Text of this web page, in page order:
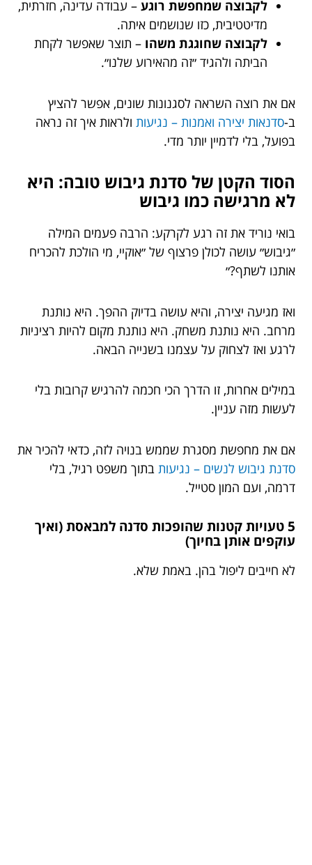
לקבוצה שמחפשת רוגע – עבודה עדינה, חזרתית,
מדיטטיבית, כזו שנושמים איתה.
לקבוצה שחוגגת משהו – תוצר שאפשר לקחת
הביתה ולהגיד ״זה מהאירוע שלנו״.
אם את רוצה השראה לסגנונות שונים, אפשר להציץ
ב-סדנאות יצירה ואמנות – נגיעות ולראות איך זה נראה
בפועל, בלי לדמיין יותר מדי.
הסוד הקטן של סדנת גיבוש טובה: היא
לא מרגישה כמו גיבוש
בואי נוריד את זה רגע לקרקע: הרבה פעמים המילה
״גיבוש״ עושה לכולן פרצוף של ״אוקיי, מי הולכת להכריח
אותנו לשתף?״
ואז מגיעה יצירה, והיא עושה בדיוק ההפך. היא נותנת
מרחב. היא נותנת משחק. היא נותנת מקום להיות רציניות
לרגע ואז לצחוק על עצמנו בשנייה הבאה.
במילים אחרות, זו הדרך הכי חכמה להרגיש קרובות בלי
לעשות מזה עניין.
אם את מחפשת מסגרת שממש בנויה לזה, כדאי להכיר את
סדנת גיבוש לנשים – נגיעות בתוך משפט רגיל, בלי
דרמה, ועם המון סטייל.
5 טעויות קטנות שהופכות סדנה למבאסת (ואיך
עוקפים אותן בחיוך)
לא חייבים ליפול בהן. באמת שלא.